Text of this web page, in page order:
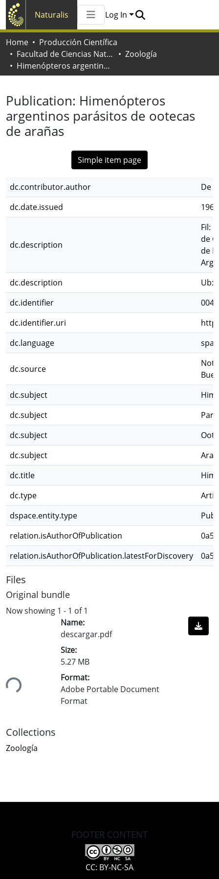
Naturalis
All of Naturalis
Log In
Home
Producción Científica
Facultad de Ciencias Naturales y Museo
Zoología
Himenópteros argentinos parásitos de ootecas de arañas
Publication: Himenópteros
argentinos parásitos de ootecas
de arañas
Simple item page
dc.contributor.author
De
dc.date.issued
1964
dc.description
Fil:
de
de
dc.description
Ub:
dc.identifier
dc.identifier.uri
dc.language
spa
dc.source
dc.subject
dc.subject
dc.subject
dc.subject
dc.title
dc.type
dspace.entity.type
relation.isAuthorOfPublication
relation.isAuthorOfPublication.latestForDiscovery
Files
Original bundle
Now showing 1 - 1 of 1
Name:
descargar.pdf
Size:
5.27 MB
Format:
Adobe Portable Document
Format
Collections
Zoología
FOOTER CONTENT
CC: BY-NC-SA